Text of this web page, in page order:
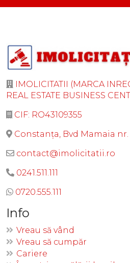
IMOLICITATII (MARCA
REAL ESTATE BUSINESS
CIF: RO43109355
Constanța, Bvd Mamaia nr.
contact@imolicitatii.ro
0241.511.111
0720.555.111
Info
Vreau să vând
Vreau să cumpăr
Cariere